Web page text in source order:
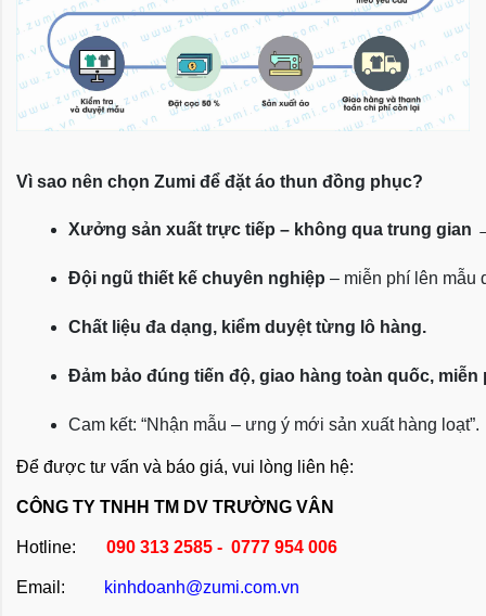
Vì sao nên chọn Zumi để đặt áo thun đồng phục?
Xưởng sản xuất trực tiếp – không qua trung gian
Đội ngũ thiết kế chuyên nghiệp – miễn phí lên mẫu
Chất liệu đa dạng, kiểm duyệt từng lô hàng.
Đảm bảo đúng tiến độ, giao hàng toàn quốc, miễn
Cam kết: “Nhận mẫu – ưng ý mới sản xuất hàng loạt”.
Để được tư vấn và báo giá, vui lòng liên hệ:
CÔNG TY TNHH TM DV TRƯỜNG VÂN
Hotline: 090 313 2585 - 0777 954 006
Email: kinhdoanh@zumi.com.vn